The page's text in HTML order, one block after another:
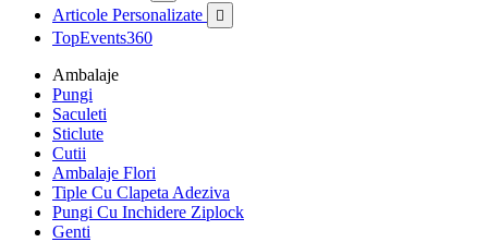
Articole Personalizate 
TopEvents360
Ambalaje
Pungi
Saculeti
Sticlute
Cutii
Ambalaje Flori
Tiple Cu Clapeta Adeziva
Pungi Cu Inchidere Ziplock
Genti